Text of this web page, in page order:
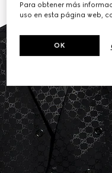
Para obtener más
uso en esta página web,
OK